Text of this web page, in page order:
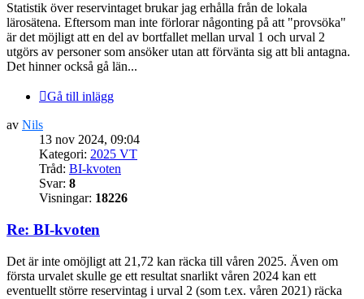
Statistik över reservintaget brukar jag erhålla från de lokala
lärosätena. Eftersom man inte förlorar någonting på att "provsöka"
är det möjligt att en del av bortfallet mellan urval 1 och urval 2
utgörs av personer som ansöker utan att förvänta sig att bli antagna.
Det hinner också gå län...
Gå till inlägg
av Nils
13 nov 2024, 09:04
Kategori: 2025 VT
Tråd: BI-kvoten
Svar: 8
Visningar: 18226
Re: BI-kvoten
Det är inte omöjligt att 21,72 kan räcka till våren 2025. Även om
första urvalet skulle ge ett resultat snarlikt våren 2024 kan ett
eventuellt större reservintag i urval 2 (som t.ex. våren 2021) räcka